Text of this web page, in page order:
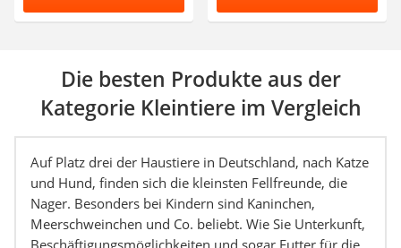
Die besten Produkte aus der
Kategorie Kleintiere im Vergleich
Auf Platz drei der Haustiere in Deutschland, nach Katze
und Hund, finden sich die kleinsten Fellfreunde, die
Nager. Besonders bei Kindern sind Kaninchen,
Meerschweinchen und Co. beliebt. Wie Sie Unterkunft,